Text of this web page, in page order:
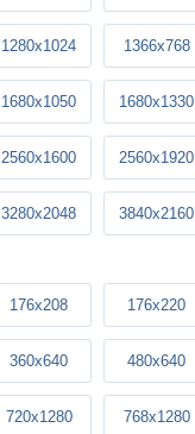
1280x1024 1366x768
1680x1050 1680x1330
2560x1600 2560x1920
3280x2048 3840x2160
176x208 176x220
360x640 480x640
720x1280 768x1280